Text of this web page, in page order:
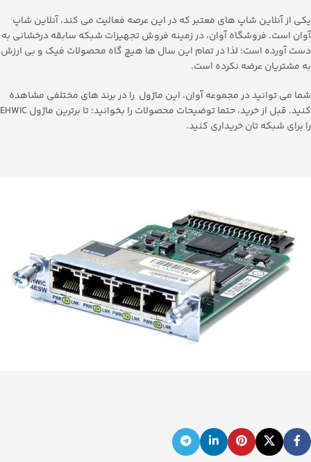
یکی از آنلاین شاپ های معتبر که در این عرصه فعالیت می کند، آنلاین شاپ
آوان است. فروشگاه آوان، در زمینه فروش تجهیزات شبکه سابقه درخشانی به
دست آورده است؛ لذا در تمام این سال ها هیچ گاه محصولات فیک و بی ارزش
به مشتریان عرضه نکرده است.
شما می توانید در مجموعه آوان، این ماژول را در برند های مختلفی مشاهده
کنید. قبل از خرید، حتما توضیحات محصولات را بخوانید؛ تا برترین ماژول EHWIC
را برای شبکه تان خریداری کنید.